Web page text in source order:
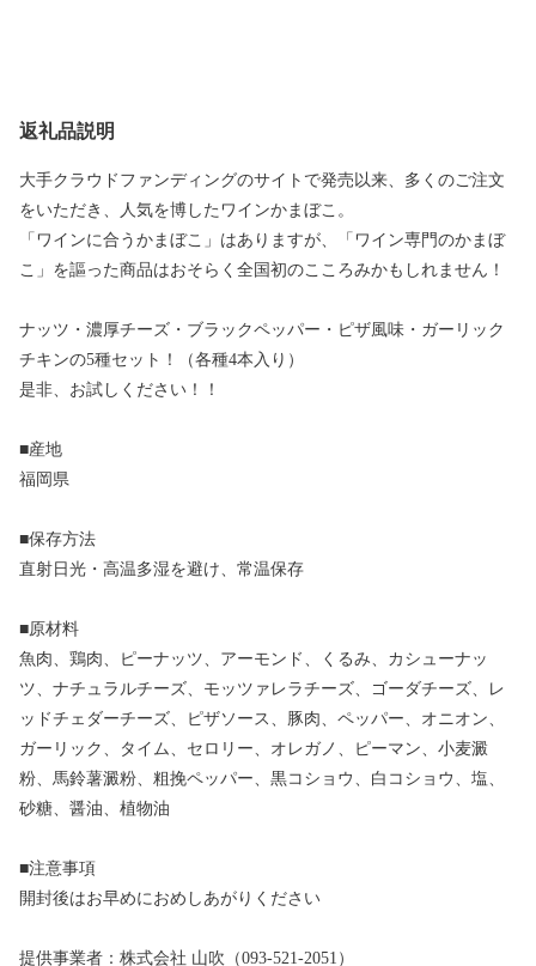
返礼品説明
大手クラウドファンディングのサイトで発売以来、多くのご注文
をいただき、人気を博したワインかまぼこ。
「ワインに合うかまぼこ」はありますが、「ワイン専門のかまぼ
こ」を謳った商品はおそらく全国初のこころみかもしれません！
ナッツ・濃厚チーズ・ブラックペッパー・ピザ風味・ガーリック
チキンの5種セット！（各種4本入り）
是非、お試しください！！
■産地
福岡県
■保存方法
直射日光・高温多湿を避け、常温保存
■原材料
魚肉、鶏肉、ピーナッツ、アーモンド、くるみ、カシューナッ
ツ、ナチュラルチーズ、モッツァレラチーズ、ゴーダチーズ、レ
ッドチェダーチーズ、ピザソース、豚肉、ペッパー、オニオン、
ガーリック、タイム、セロリー、オレガノ、ピーマン、小麦澱
粉、馬鈴薯澱粉、粗挽ペッパー、黒コショウ、白コショウ、塩、
砂糖、醤油、植物油
■注意事項
開封後はお早めにおめしあがりください
提供事業者：株式会社 山吹（093-521-2051）